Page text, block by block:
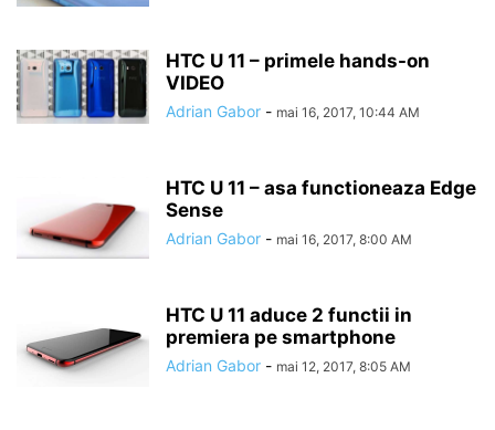
HTC U 11 – primele hands-on
VIDEO
Adrian Gabor - mai 16, 2017, 10:44 AM
HTC U 11 – asa functioneaza Edge
Sense
Adrian Gabor - mai 16, 2017, 8:00 AM
HTC U 11 aduce 2 functii in
premiera pe smartphone
Adrian Gabor - mai 12, 2017, 8:05 AM